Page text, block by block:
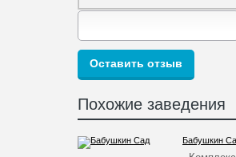
Похожие заведения
Бабушкин